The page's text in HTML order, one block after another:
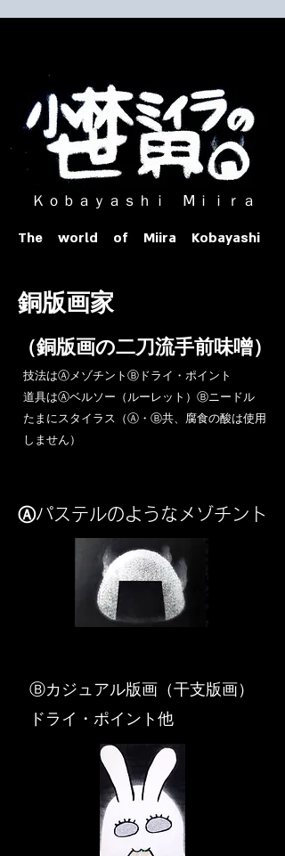
ｏｂａｙａｓｈｉ Ⅿｉｉｒａ​
The world of Miira Kobayashi
​銅版画家
​（銅版画の二刀流手前味噌）
​技法はⒶメゾチントⒷドライ・ポイント
道具はⒶベルソー（ルーレット）Ⓑニードル
​たまにスタイラス（Ⓐ・Ⓑ共、腐食の酸は使用
しません）
Ⓐパステルのようなメゾチント
​Ⓑカジュアル版画（干支版画）
ドライ・ポイント他